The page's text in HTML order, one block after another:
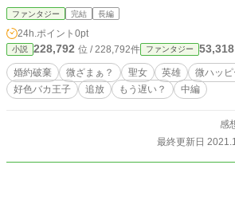
読みいただきありがとうございました。
ファンタジー 完結 長編
24h.ポイント 0pt
小説 228,792 位 / 228,792件 ファンタジー 53,318
婚約破棄 微ざまぁ？ 聖女 英雄 微ハッピ
好色バカ王子
追放 もう遅い？ 中編
感
最終更新日